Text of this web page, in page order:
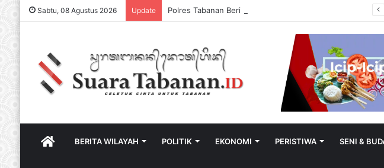
Sabtu, 08 Agustus 2026 Update
HOMEBERITA WILAYAH POLITIK EKONOMI PERISTIWA SENI &